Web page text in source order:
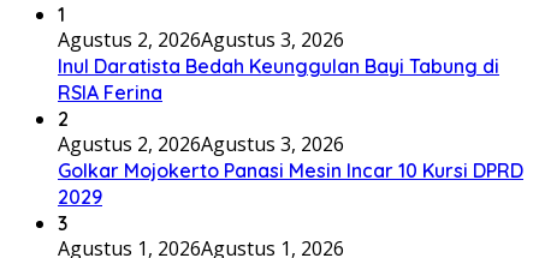
1
Agustus 2, 2026Agustus 3, 2026
Inul Daratista Bedah Keunggulan Bayi Tabung di
RSIA Ferina
2
Agustus 2, 2026Agustus 3, 2026
Golkar Mojokerto Panasi Mesin Incar 10 Kursi DPRD
2029
3
Agustus 1, 2026Agustus 1, 2026